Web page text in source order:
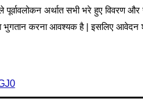
अर्थात सभी भरे हुए विवरण
भुगतान करना आवश्यक है | इसलिए आवेदन